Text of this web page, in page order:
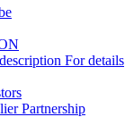
For details
Partnership